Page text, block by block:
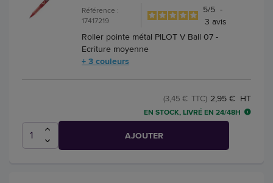
Référence :
17417219
5/5 -
3avis
Roller pointe métal PILOT V Ball 07 -
Ecriture moyenne
+ 3 couleurs
2,95 € HT
(3,45 € TTC)
EN STOCK, LIVRÉ EN 24/48H
AJOUTER